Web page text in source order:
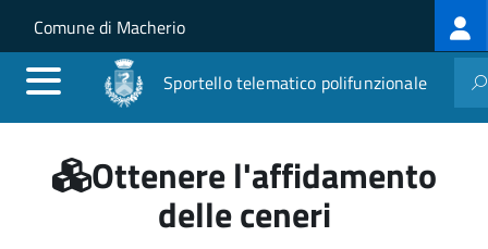
Salta al contenuto principale
Skip to site navigation
Comune di Macherio
Sportello telematico polifunzionale
Ottenere l'affidamento
delle ceneri